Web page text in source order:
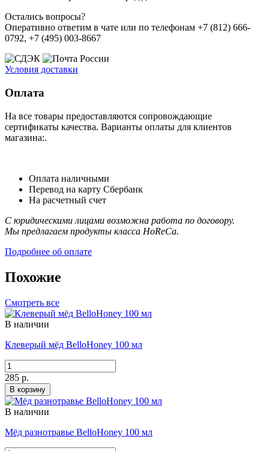
Остались вопросы?
Оперативно ответим в чате или по телефонам +7 (812) 666-
0792, +7 (495) 003-8667
Условия доставки
Оплата
На все товары предоставляются сопровождающие
сертификаты качества. Варианты оплаты для клиентов
магазина:.
Оплата наличными
Перевод на карту Сбербанк
На расчетный счет
С юридическими лицами возможна работа по договору.
Мы предлагаем продукты класса HoReCa.
Подробнее об оплате
Похожие
Смотреть все
В наличии
Клеверый мёд BelloHoney 100 мл
285 р.
В корзину
В наличии
Мёд разнотравье BelloHoney 100 мл